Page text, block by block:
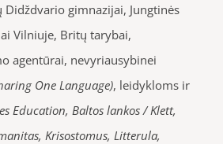
Didždvario gimnazijai, Jungtinės
Vilniuje, Britų tarybai,
agentūrai, nevyriausybinei
One Language), leidykloms ir
Education, Baltos lankos / Klett,
Krisostomus, Litterula,